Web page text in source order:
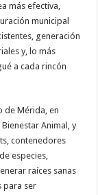
más efectiva,
municipal
generación
y, lo más
a cada rincón
de Mérida, en
Animal, y
contenedores
especies,
raíces sanas
para ser